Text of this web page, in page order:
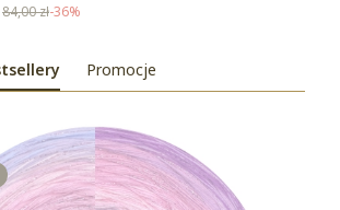
84,00 zł-36%
Promocje